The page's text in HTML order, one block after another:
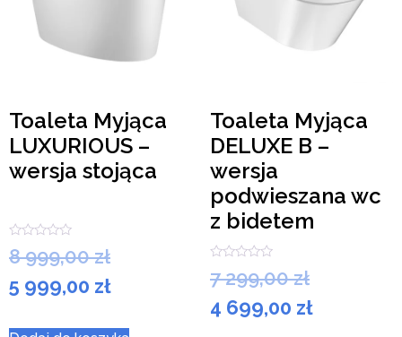
Toaleta Myjąca
LUXURIOUS –
wersja stojąca
Oceniono
0
5
8 999,00zł
5 999,00 zł
Toaleta Myjąca
DELUXE B –
wersja
podwieszana wc
z bidetem
0
5
7 299,00zł
4 699,00 zł